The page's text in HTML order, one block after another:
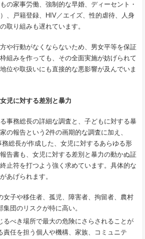
の家事労働、強制的な早婚、ディーセント・
、戸籍登録、HIV／エイズ、性的虐待、人身
取り組みも遅れています。
や行動がなくならないため、男女平等を保証
組みを作っても、その全面実施が妨げられて
位や取扱いにも直接的な悪影響が及んでいま
児に対する差別と暴力
事務総長の詳細な調査と、子どもに対する暴
の報告という2件の画期的な調査に加え、
総長が作成した、女児に対するあらゆる形
告書も、女児に対する差別と暴力の動かぬ証
止符を打つよう強く求めています。具体的な
あげられます。
女子や移住者、孤児、障害者、拘留者、農村
団のリスクが特に高い。
るべき場所で最大の危険にさらされることが
責任を担う個人や機構、家族、コミュニテ